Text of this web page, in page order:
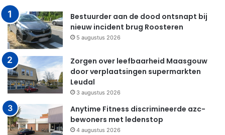
Bestuurder aan de dood ontsnapt bij
nieuw incident brug Roosteren
5 augustus 2026
Zorgen over leefbaarheid Maasgouw
door verplaatsingen supermarkten
Leudal
3 augustus 2026
Anytime Fitness discrimineerde azc-
bewoners met ledenstop
4 augustus 2026